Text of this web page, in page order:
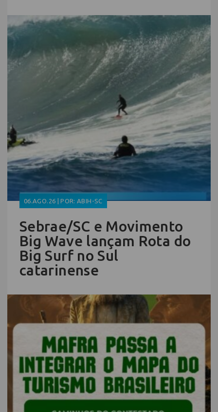
06.AGO.26 | POR: ABIH-SC
Sebrae/SC e Movimento
Big Wave lançam Rota do
Big Surf no Sul
catarinense